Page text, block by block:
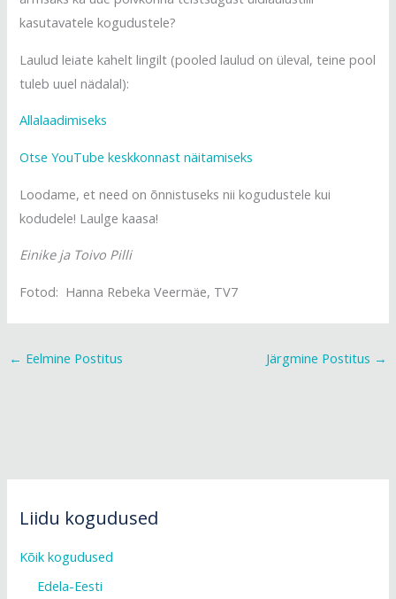
kasutavatele kogudustele?
Laulud leiate kahelt lingilt (pooled laulud on üleval, teine pool
tuleb uuel nädalal):
Allalaadimiseks
Otse YouTube keskkonnast näitamiseks
Loodame, et need on õnnistuseks nii kogudustele kui
kodudele! Laulge kaasa!
Einike ja Toivo Pilli
Fotod: Hanna Rebeka Veermäe, TV7
← Eelmine Postitus Järgmine Postitus →
Liidu kogudused
Kõik kogudused
Edela-Eesti